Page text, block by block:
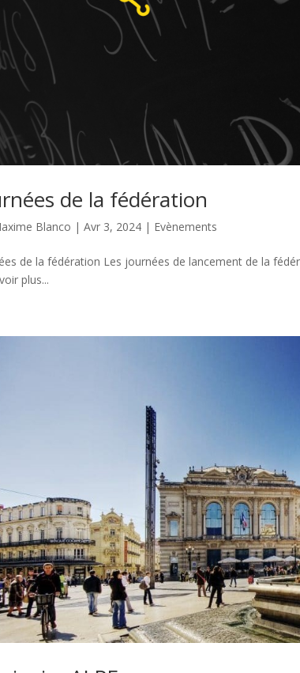
de la fédération
Blanco |Avr 3, 2024 | Evènements
de la fédération Les journées de lancement de la
plus...